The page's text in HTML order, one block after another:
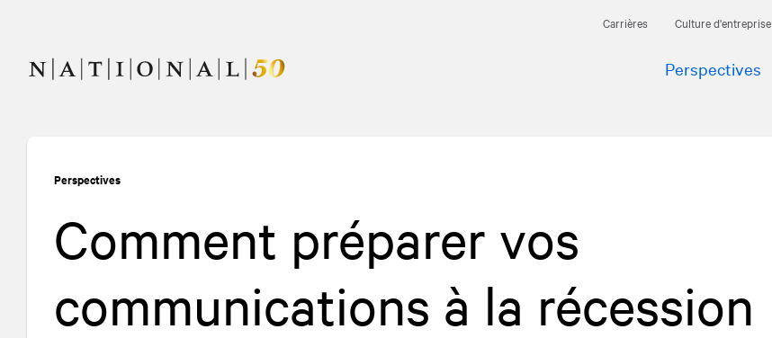
navigation
Carrières Culture d'entreprise
Perspectives
Perspectives
Comment préparer vos
communications à la récession